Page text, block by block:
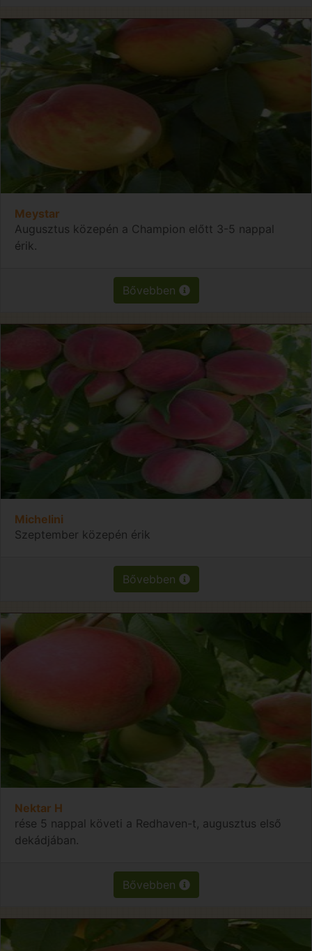
Meystar
Augusztus közepén a Champion előtt 3-5 nappal
érik.
Bővebben
Michelini
Szeptember közepén érik
Bővebben
Nektar H
rése 5 nappal követi a Redhaven-t, augusztus első
dekádjában.
Bővebben